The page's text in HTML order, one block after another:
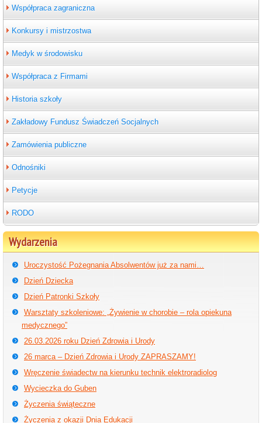
Współpraca zagraniczna
Konkursy i mistrzostwa
Medyk w środowisku
Współpraca z Firmami
Historia szkoły
Zakładowy Fundusz Świadczeń Socjalnych
Zamówienia publiczne
Odnośniki
Petycje
RODO
Wydarzenia
Uroczystość Pożegnania Absolwentów już za nami…
Dzień Dziecka
Dzień Patronki Szkoły
Warsztaty szkoleniowe: „Żywienie w chorobie – rola opiekuna
medycznego”
26.03.2026 roku Dzień Zdrowia i Urody
26 marca – Dzień Zdrowia i Urody ZAPRASZAMY!
Wręczenie świadectw na kierunku technik elektroradiolog
Wycieczka do Guben
Życzenia świąteczne
Życzenia z okazji Dnia Edukacji